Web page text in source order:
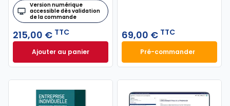
Version numérique
accessible dès validation
de la commande
215,00 € TTC
Ajouter au panierMémento Fiscal 2026 à 215,00 € TTC
69,00 € TTC
Pré-commander
Finance